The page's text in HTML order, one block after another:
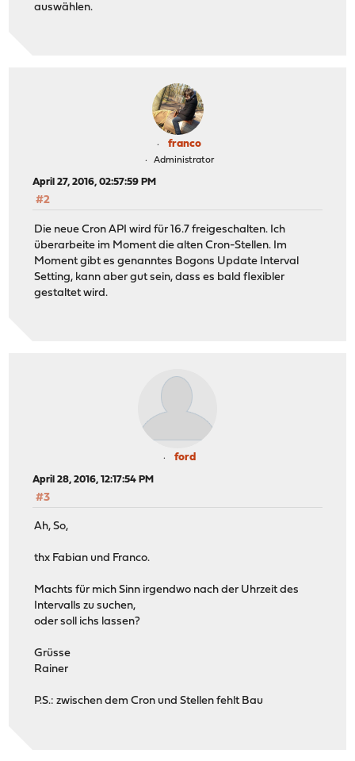
auswählen.
franco
Administrator
April 27, 2016, 02:57:59 PM
#2
Die neue Cron API wird für 16.7 freigeschalten. Ich
überarbeite im Moment die alten Cron-Stellen. Im
Moment gibt es genanntes Bogons Update Interval
Setting, kann aber gut sein, dass es bald flexibler
gestaltet wird.
ford
April 28, 2016, 12:17:54 PM
#3
Ah, So,
thx Fabian und Franco.
Machts für mich Sinn irgendwo nach der Uhrzeit des
Intervalls zu suchen,
oder soll ichs lassen?
Grüsse
Rainer
P.S.: zwischen dem Cron und Stellen fehlt Bau